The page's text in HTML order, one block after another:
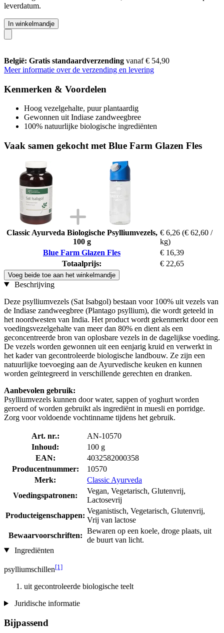
leverdatum.
In winkelmandje
België: Gratis standaardverzending vanaf € 54,90
Meer informatie over de verzending en levering
Kenmerken & Voordelen
Hoog vezelgehalte, puur plantaardig
Gewonnen uit Indiase zandweegbree
100% natuurlijke biologische ingrediënten
Vaak samen gekocht met Blue Farm Glazen Fles
Classic Ayurveda Biologische Psylliumvezels,
100 g
€ 6,26 (€ 62,60 /
kg)
Blue Farm Glazen Fles
€ 16,39
Totaalprijs:
€ 22,65
Voeg beide toe aan het winkelmandje
Beschrijving
Deze psylliumvezels (Sat Isabgol) bestaan voor 100% uit vezels van
de Indiase zandweegbree (Plantago psyllium), die wordt geteeld in
het noordwesten van India. Het product wordt gekenmerkt door een
voedingsvezelgehalte van meer dan 80% en dient als een
geconcentreerde bron van oplosbare vezels in de dagelijkse voeding.
De vezels worden gewonnen uit een eenjarig kruid en verwerkt in
het kader van gecontroleerde biologische landbouw. Ze zijn een
natuurlijke toevoeging aan de Ayurvedische keuken en kunnen
worden geïntegreerd in verschillende gerechten en dranken.
Aanbevolen gebruik:
Psylliumvezels kunnen door water, sappen of yoghurt worden
geroerd of worden gebruikt als ingrediënt in muesli en porridge.
Zorg voor voldoende vochtinname tijdens het gebruik.
Art. nr.:
AN-10570
Inhoud:
100 g
EAN:
4032582000358
Producentnummer:
10570
Merk:
Classic Ayurveda
Voedingspatronen:
Vegan, Vegetarisch, Glutenvrij,
Lactosevrij
Producteigenschappen:
Veganistisch, Vegetarisch, Glutenvrij,
Vrij van lactose
Bewaarvoorschriften:
Bewaren op een koele, droge plaats, uit
de buurt van licht.
Ingrediënten
psylliumschillen[1]
uit gecontroleerde biologische teelt
Juridische informatie
Bijpassend